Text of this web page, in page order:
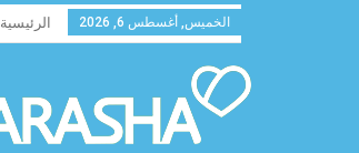
الخميس, أغسطس 6, 2026 الرئيسية